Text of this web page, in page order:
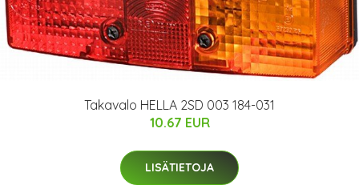
Takavalo HELLA 2SD 003 184-031
10.67 EUR
LISÄTIETOJA